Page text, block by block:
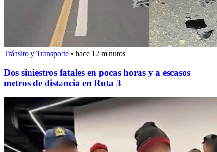
Tránsito y Transporte • hace 12 minutos
Dos siniestros fatales en pocas horas y a escasos
metros de distancia en Ruta 3